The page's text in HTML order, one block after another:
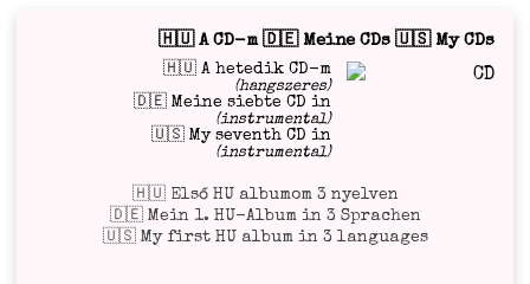
🇭🇺 A CD-m 🇩🇪 Meine CDs 🇺🇸 My CDs
🇭🇺 A hetedik CD-m
(hangszeres)
🇩🇪 Meine siebte CD in
(instrumental)
🇺🇸 My seventh CD in
(instrumental)
🇭🇺 Első HU albumom 3 nyelven
🇩🇪 Mein 1. HU-Album in 3 Sprachen
🇺🇸 My first HU album in 3 languages